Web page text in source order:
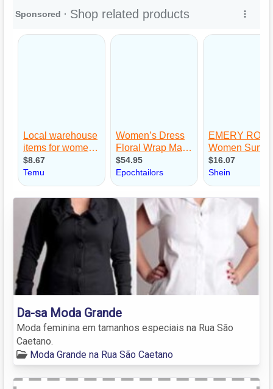
Da-sa Moda Grande
Moda feminina em tamanhos especiais na Rua São
Caetano.
Moda Grande na Rua São Caetano